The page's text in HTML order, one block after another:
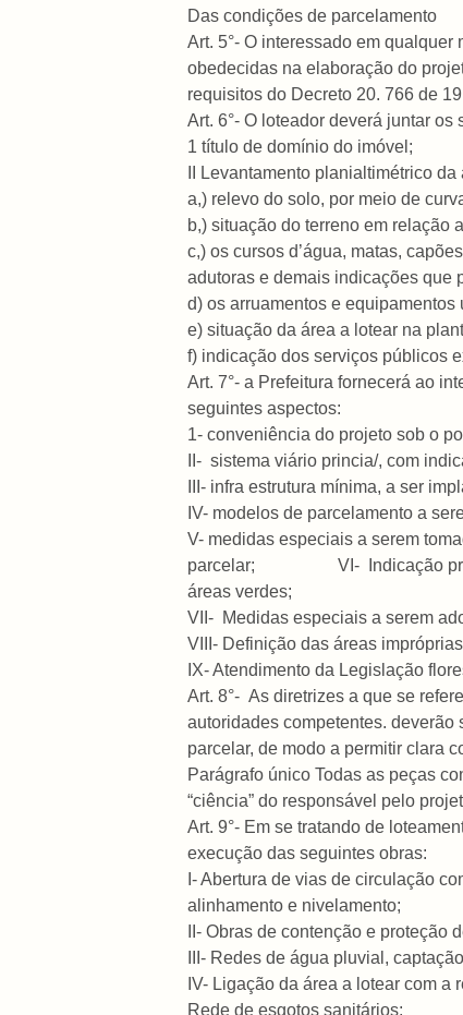
Das condições de parcelamento
Art. 5°- O interessado em
obedecidas na elaboração do
requisitos do Decreto 20. 766 de
Art. 6°- O loteador deverá juntar
1 título de domínio do imóvel;
II Levantamento planialtimétrico
a,) relevo do solo, por meio de
b,) situação do terreno em relação
c,) os cursos d’água, matas,
adutoras e demais indicações que
d) os arruamentos e
e) situação da área a lotear na
f) indicação dos serviços públicos
Art. 7°- a Prefeitura fornecerá ao
seguintes aspectos:
1- conveniência do projeto sob o
II- sistema viário princia/, com
III- infra estrutura mínima, a ser
IV- modelos de parcelamento a
V- medidas especiais a serem
parcelar; VI- Indicação prévia
áreas verdes;
VII- Medidas especiais a serem
VIII- Definição das áreas
IX- Atendimento da Legislação
Art. 8°- As diretrizes a que se
autoridades competentes.
parcelar, de modo a permitir clara
Parágrafo único Todas as peças
“ciência” do responsável pelo
Art. 9°- Em se tratando de
execução das seguintes obras:
I- Abertura de vias de circulação
alinhamento e nivelamento;
II- Obras de contenção e proteção
III- Redes de água pluvial,
IV- Ligação da área a lotear com a
Rede de esgotos sanitários;